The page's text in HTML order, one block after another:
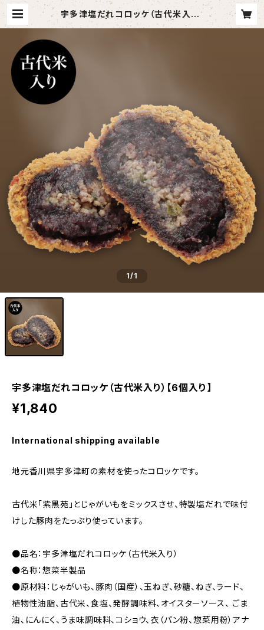
宇多津塩だれコロッケ（古代米入り）
【6個入り】 | 讃岐ご当地グルメ【コロ
1/1
宇多津塩だれコロッケ（古代米入り）【6個入り】
¥1,840
International shipping available
地元香川県宇多津町の素材を使ったコロッケです。
古代米「紫黒苑」とじゃがいもをミックスさせ、特製塩だれで味付
けした豚肉をたっぷり使っています。
●品名：宇多津塩だれコロッケ（古代米入り）
●名称：惣菜半製品
●原材料：じゃがいも、豚肉（国産）、玉ねぎ、砂糖、ねぎ、ラード、
植物性油脂、古代米、食塩、発酵調味料、オイスターソース、 ごま
油、にんにく、うま味調味料、コショウ、衣（パン粉、惣菜用粉）アナ